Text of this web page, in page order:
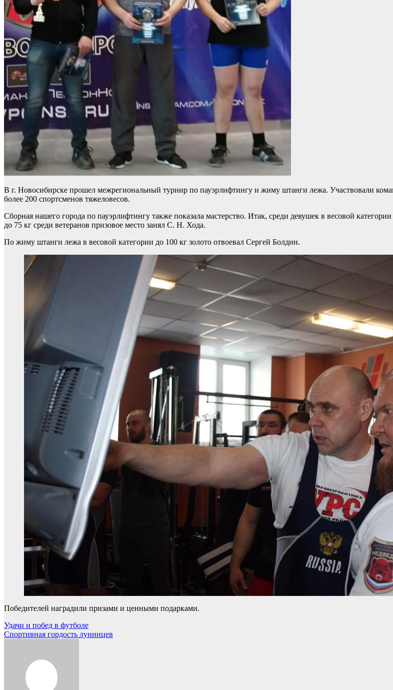
В г. Новосибирске прошел межрегиональный турнир по пауэрлифтингу и жиму штанги лежа. Участвовали
более 200 спортсменов тяжеловесов.
Сборная нашего города по пауэрлифтингу также показала мастерство. Итак, среди девушек в весовой
до 75 кг среди ветеранов призовое место занял С. Н. Хода.
По жиму штанги лежа в весовой категории до 100 кг золото отвоевал Сергей Болдин.
Победителей наградили призами и ценными подарками.
Навигация
по
Удачи и побед в футболе
Спортивная гордость лунинцев